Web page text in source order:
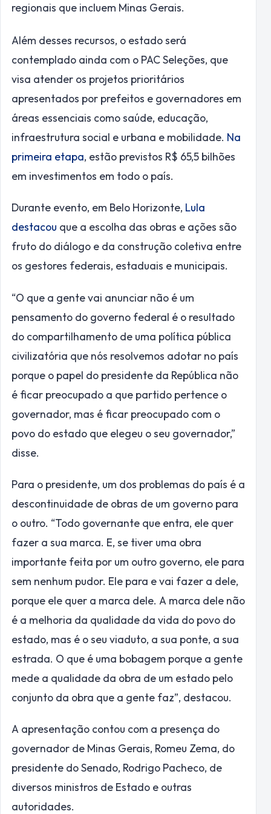
regionais que incluem Minas Gerais.
Além desses recursos, o estado será
contemplado ainda com o PAC Seleções, que
visa atender os projetos prioritários
apresentados por prefeitos e governadores em
áreas essenciais como saúde, educação,
infraestrutura social e urbana e mobilidade. Na
primeira etapa, estão previstos R$ 65,5 bilhões
em investimentos em todo o país.
Durante evento, em Belo Horizonte, Lula
destacou que a escolha das obras e ações são
fruto do diálogo e da construção coletiva entre
os gestores federais, estaduais e municipais.
“O que a gente vai anunciar não é um
pensamento do governo federal é o resultado
do compartilhamento de uma política pública
civilizatória que nós resolvemos adotar no país
porque o papel do presidente da República não
é ficar preocupado a que partido pertence o
governador, mas é ficar preocupado com o
povo do estado que elegeu o seu governador,”
disse.
Para o presidente, um dos problemas do país é a
descontinuidade de obras de um governo para
o outro. “Todo governante que entra, ele quer
fazer a sua marca. E, se tiver uma obra
importante feita por um outro governo, ele para
sem nenhum pudor. Ele para e vai fazer a dele,
porque ele quer a marca dele. A marca dele não
é a melhoria da qualidade da vida do povo do
estado, mas é o seu viaduto, a sua ponte, a sua
estrada. O que é uma bobagem porque a gente
mede a qualidade da obra de um estado pelo
conjunto da obra que a gente faz”, destacou.
A apresentação contou com a presença do
governador de Minas Gerais, Romeu Zema, do
presidente do Senado, Rodrigo Pacheco, de
diversos ministros de Estado e outras
autoridades.